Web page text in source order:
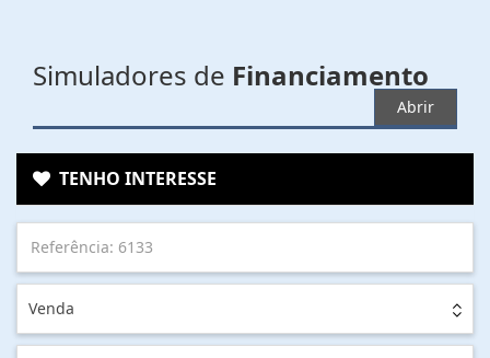
Simuladores de Financiamento
Abrir
TENHO INTERESSE
Venda